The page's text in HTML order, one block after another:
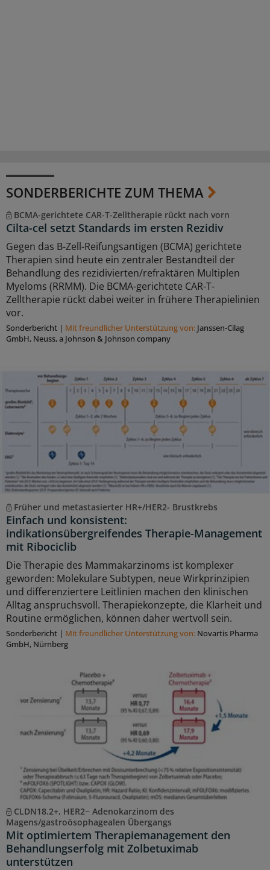
SONDERBERICHTE ZUM THEMA
BCMA-gerichtete CAR-T-Zelltherapie rückt nach vorn
Cilta-cel setzt Standards im ersten Rezidiv
Gegen das B-Zell-Reifungsantigen (BCMA) gerichtete
Therapien sind heute ein zentraler Bestandteil der
Behandlung des rezidivierten/refraktären Multiplen
Myeloms (RRMM). Die BCMA-gerichtete CAR-T-
Zelltherapie rückt dabei weiter in frühere Therapielinien
vor.
Sonderbericht | Mit freundlicher Unterstützung von: Janssen-Cilag
GmbH, Neuss, a Johnson & Johnson company
Früher und metastasierter HR+/HER2- Brustkrebs
Einfach und konsistent:
indikationsübergreifendes Therapie-Management
mit Ribociclib
Die Therapie des Mammakarzinoms ist komplexer
geworden: Molekulare Subtypen, neue Wirkprinzipien
und differenziertere Leitlinien machen den klinischen
Alltag anspruchsvoll. Therapiekonzepte, die Klarheit und
Routine ermöglichen, können daher wertvoll sein.
Sonderbericht | Mit freundlicher Unterstützung von: Novartis Pharma
GmbH, Nürnberg
CLDN18.2+, HER2− Adenokarzinom des
Magens/gastroösophagealen Übergangs
Mit optimiertem Therapiemanagement den
Behandlungserfolg mit Zolbetuximab
unterstützen